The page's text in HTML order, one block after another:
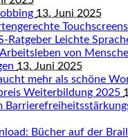
13. Juni 2025
Touchscreens
Ratgeber Leichte
von
13. Juni 2025
mehr als schöne
Weiterbildung 2025
Bücher auf der